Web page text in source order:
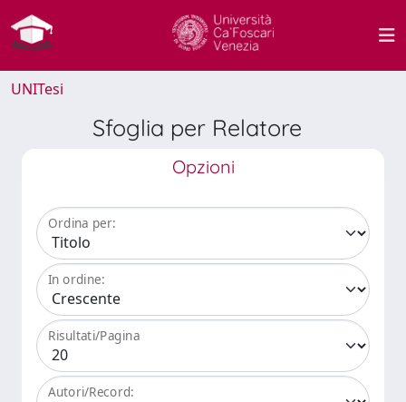
UNITesi
Sfoglia per Relatore
Opzioni
Ordina per:
In ordine:
Risultati/Pagina
Autori/Record: